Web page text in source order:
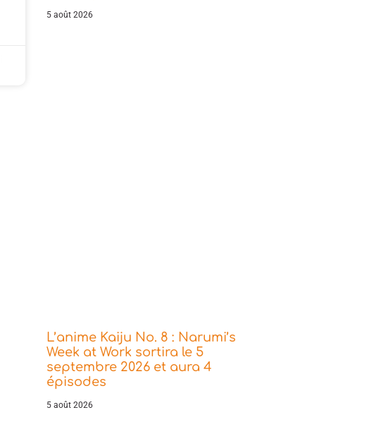
5 août 2026
L’anime Kaiju No. 8 : Narumi’s
Week at Work sortira le 5
septembre 2026 et aura 4
épisodes
5 août 2026